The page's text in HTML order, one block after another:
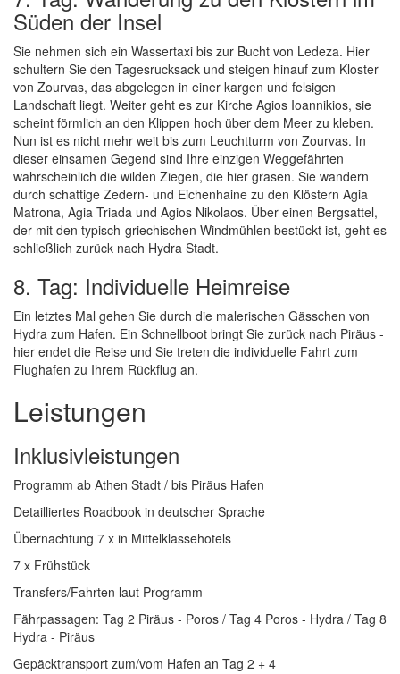
Süden der Insel
Sie nehmen sich ein Wassertaxi bis zur Bucht von Ledeza. Hier
schultern Sie den Tagesrucksack und steigen hinauf zum Kloster
von Zourvas, das abgelegen in einer kargen und felsigen
Landschaft liegt. Weiter geht es zur Kirche Agios Ioannikios, sie
scheint förmlich an den Klippen hoch über dem Meer zu kleben.
Nun ist es nicht mehr weit bis zum Leuchtturm von Zourvas. In
dieser einsamen Gegend sind Ihre einzigen Weggefährten
wahrscheinlich die wilden Ziegen, die hier grasen. Sie wandern
durch schattige Zedern- und Eichenhaine zu den Klöstern Agia
Matrona, Agia Triada und Agios Nikolaos. Über einen Bergsattel,
der mit den typisch-griechischen Windmühlen bestückt ist, geht es
schließlich zurück nach Hydra Stadt.
8. Tag: Individuelle Heimreise
Ein letztes Mal gehen Sie durch die malerischen Gässchen von
Hydra zum Hafen. Ein Schnellboot bringt Sie zurück nach Piräus -
hier endet die Reise und Sie treten die individuelle Fahrt zum
Flughafen zu Ihrem Rückflug an.
Leistungen
Inklusivleistungen
Programm ab Athen Stadt / bis Piräus Hafen
Detailliertes Roadbook in deutscher Sprache
Übernachtung 7 x in Mittelklassehotels
7 x Frühstück
Transfers/Fahrten laut Programm
Fährpassagen: Tag 2 Piräus - Poros / Tag 4 Poros - Hydra / Tag 8
Hydra - Piräus
Gepäcktransport zum/vom Hafen an Tag 2 + 4